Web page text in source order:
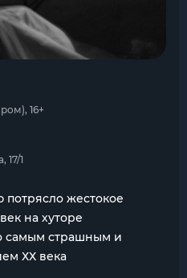
16+
17/1
потрясло жестокое
на хуторе
самым страшным и
ХХ века